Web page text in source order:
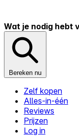
Wat je nodig hebt
Bereken nu
Zelf kopen
Alles-in-één
Reviews
Prijzen
Log in